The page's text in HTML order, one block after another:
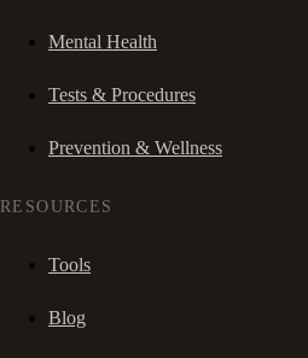
Mental Health
Tests & Procedures
Prevention & Wellness
RESOURCES
Tools
Blog